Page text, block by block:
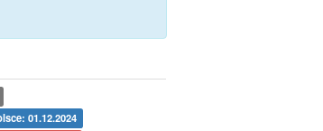
01.12.2024